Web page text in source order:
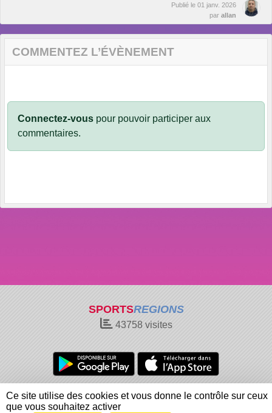
Publié le 01 janv. 2026
par allan
COMMENTEZ L’ÉVÈNEMENT
Connectez-vous pour pouvoir participer aux
commentaires.
SPORTSREGIONS
43758visites
Charte cookies
Gestion des cookies
Informations légales
Signaler un contenu inapproprié
Ce site utilise des cookies et vous donne le contrôle sur ceux
que vous souhaitez activer